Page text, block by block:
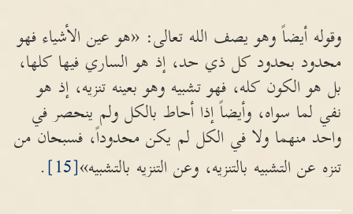
وقوله أيضاً وهو يصف الله تعالى: «هو عين الأشياء فهو
محدود بحدود كل ذي حد، إذ هو الساري فيها كلها،
بل هو الكون كله، فهو تشبيه وهو بعينه تنزيه، إذ هو
نفي لما سواه، وأيضاً إذا أحاط بالكل ولم ينحصر في
واحد منهما ولا في الكل لم يكن محدوداً، فسبحان من
تنزه عن التشبيه بالتنزيه، وعن التنزيه بالتشبيه»[15]
.